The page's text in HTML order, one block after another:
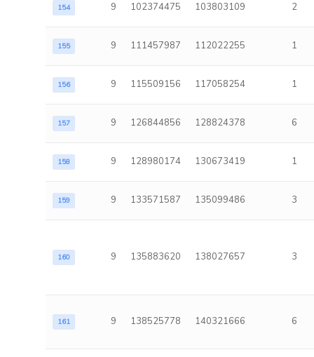
154 9 102374475 103803109 2
155 9 111457987 112022255 1
156 9 115509156 117058254 1
157 9 126844856 128824378 6
158 9 128980174 130673419 1
159 9 133571587 135099486 3
160 9 135883620 138027657 3
161 9 138525778 140321666 6